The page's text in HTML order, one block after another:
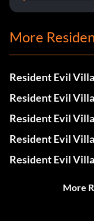
More
Resident Evil
Resident Evil
Resident Evil
Resident Evil
Resident Evil
More